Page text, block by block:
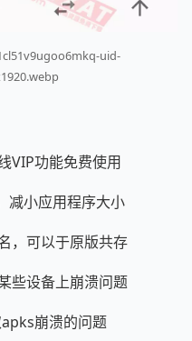
uid-
VIP功能免费使用
减小应用程序大小
，可以于原版共存
些设备上崩溃问题
崩溃的问题